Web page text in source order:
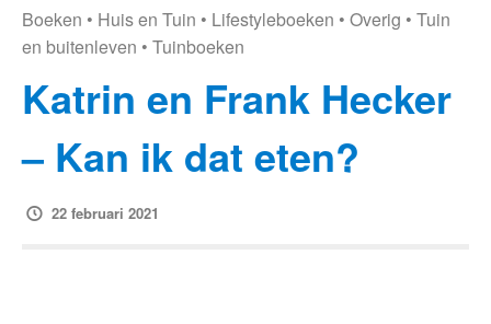
Boeken • Huis en Tuin • Lifestyleboeken • Overig • Tuin
en buitenleven • Tuinboeken
Katrin en Frank Hecker
– Kan ik dat eten?
22 februari 2021